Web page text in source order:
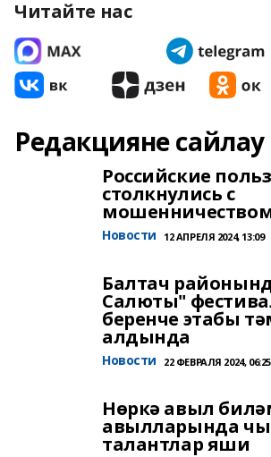
Читайте нас
Редакцияне сайлау
Российские
столкнулись с
Новости 12 АПРЕЛЯ 2024, 13:09
Балтач
Салюты"
беренче этабы
алдында
Новости 22 ФЕВРАЛЯ 2024, 06:25
Нөркә авыл
авылларында
талантлар яши